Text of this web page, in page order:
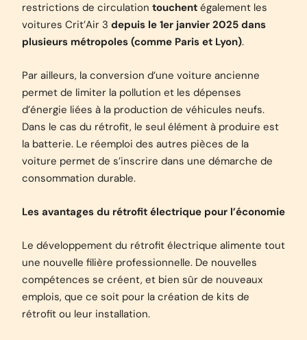
restrictions de circulation touchent également les
voitures Crit’Air 3 depuis le 1er janvier 2025 dans
plusieurs métropoles (comme Paris et Lyon).
Par ailleurs, la conversion d’une voiture ancienne
permet de limiter la pollution et les dépenses
d’énergie liées à la production de véhicules neufs.
Dans le cas du rétrofit, le seul élément à produire est
la batterie. Le réemploi des autres pièces de la
voiture permet de s’inscrire dans une démarche de
consommation durable.
Les avantages du rétrofit électrique pour l’économie
Le développement du rétrofit électrique alimente tout
une nouvelle filière professionnelle. De nouvelles
compétences se créent, et bien sûr de nouveaux
emplois, que ce soit pour la création de kits de
rétrofit ou leur installation.